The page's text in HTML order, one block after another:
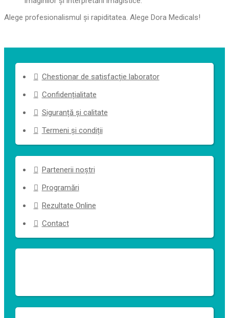
Alege profesionalismul și rapiditatea. Alege Dora Medicals!
Chestionar de satisfacție laborator
Confidențialitate
Siguranță și calitate
Termeni și condiții
Partenerii noștri
Programări
Rezultate Online
Contact